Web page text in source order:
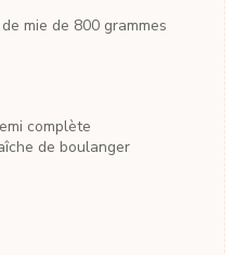
mie de 800 grammes
complète
de boulanger